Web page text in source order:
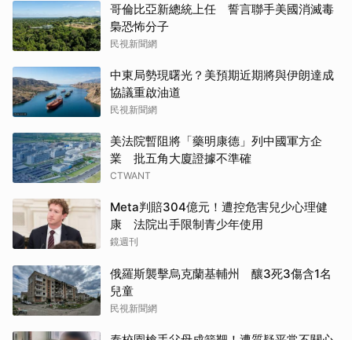
哥倫比亞新總統上任 誓言聯手美國消滅毒
梟恐怖分子
民視新聞網
中東局勢現曙光？美預期近期將與伊朗達成
協議重啟油道
民視新聞網
美法院暫阻將「藥明康德」列中國軍方企
業 批五角大廈證據不準確
CTWANT
Meta判賠304億元！遭控危害兒少心理健
康 法院出手限制青少年使用
鏡週刊
俄羅斯襲擊烏克蘭基輔州 釀3死3傷含1名
兒童
民視新聞網